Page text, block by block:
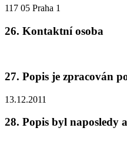
117 05 Praha 1
26. Kontaktní osoba
27. Popis je zpracován
13.12.2011
28. Popis byl naposledy